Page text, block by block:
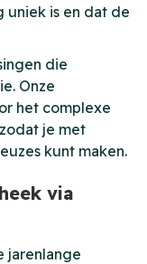
uniek is en dat de
die
Onze
het complexe
je met
kunt maken.
via
jarenlange